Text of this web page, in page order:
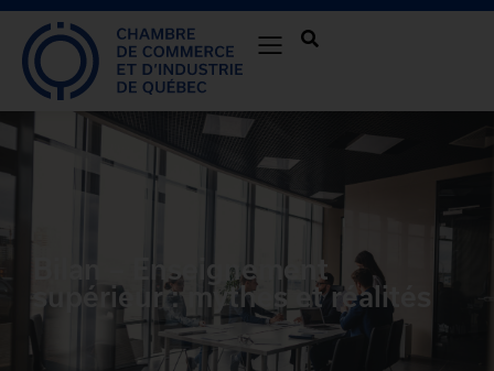
Bilan – Enseignement
supérieur : mythes et réalités